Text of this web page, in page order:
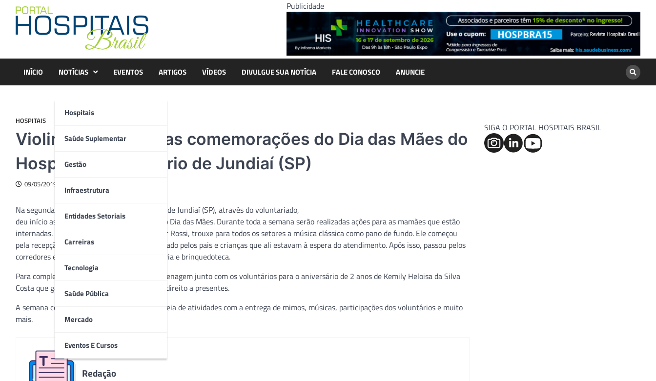
content
Publicidade
INÍCIO NOTÍCIAS
Hospitais
Saúde Suplementar
Gestão
Infraestrutura
Entidades Setoriais
Carreiras
Tecnologia
Saúde Pública
Mercado
Eventos E Cursos
EVENTOS ARTIGOS VÍDEOS DIVULGUE SUA NOTÍCIA FALE CONOSCO ANUNCIE
HOSPITAIS
Violinista dá inicio as comemorações do Dia das Mães do
Hospital Universitário de Jundiaí (SP)
09/05/2019
Na segunda-feira (6), o Hospital Universitário de Jundiaí (SP), através do voluntariado,
deu início as comemorações e homenagens do Dia das Mães. Durante toda a semana serão realizadas ações para as mamães que estão
internadas. Para começar, o violinista Valdiner Rossi, trouxe para todos os setores a música clássica como pano de fundo. Ele começou
pela recepção, onde foi aplaudido e acompanhado pelos pais e crianças que ali estavam à espera do atendimento. Após isso, passou pelos
corredores e setores como o Neonatal, pediatria e brinquedoteca.
Para completar a festa, Valdiner fez uma homenagem junto com os voluntários para o aniversário de 2 anos de Kemily Heloisa da Silva
Costa que ganhou um parabéns especial com direito a presentes.
A semana continua com uma programação cheia de atividades com a entrega de mimos, músicas, participações dos voluntários e muito
mais.
Redação
SIGA O PORTAL HOSPITAIS BRASIL